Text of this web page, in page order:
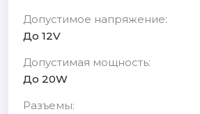
Допустимое напряжение:
До 12V
Допустимая мощность:
До 20W
Разъемы: